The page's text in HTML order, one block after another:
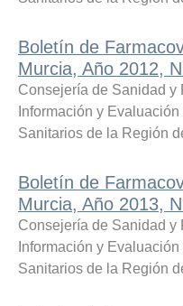
Boletín de
Murcia, Año 2012,
Consejería de Sanidad y
Información y
Sanitarios de la Región
Boletín de
Murcia, Año 2013,
Consejería de Sanidad y
Información y
Sanitarios de la Región